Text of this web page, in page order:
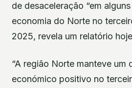
de desaceleração “em
economia do Norte no
2025, revela um relatório
“A região Norte manteve um
económico positivo no